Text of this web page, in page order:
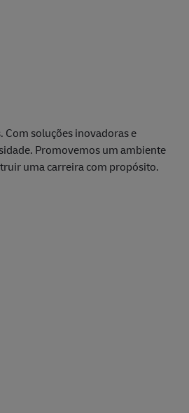
Com soluções inovadoras e
Promovemos um ambiente
uma carreira com propósito.